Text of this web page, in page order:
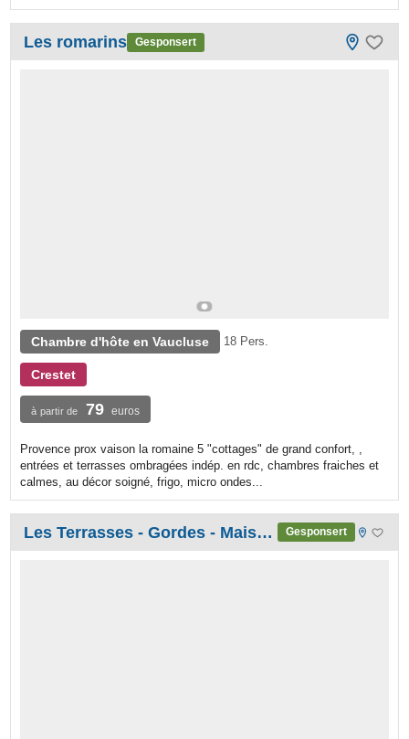
Les romarins Gesponsert
Chambre d'hôte en Vaucluse 18 Pers.
Crestet
à partir de 79 euros
Provence prox vaison la romaine 5 "cottages" de grand confort, ,
entrées et terrasses ombragées indép. en rdc, chambres fraiches et
calmes, au décor soigné, frigo, micro ondes...
Les Terrasses - Gordes - Maison d'Hôtes de Charme Gesponsert